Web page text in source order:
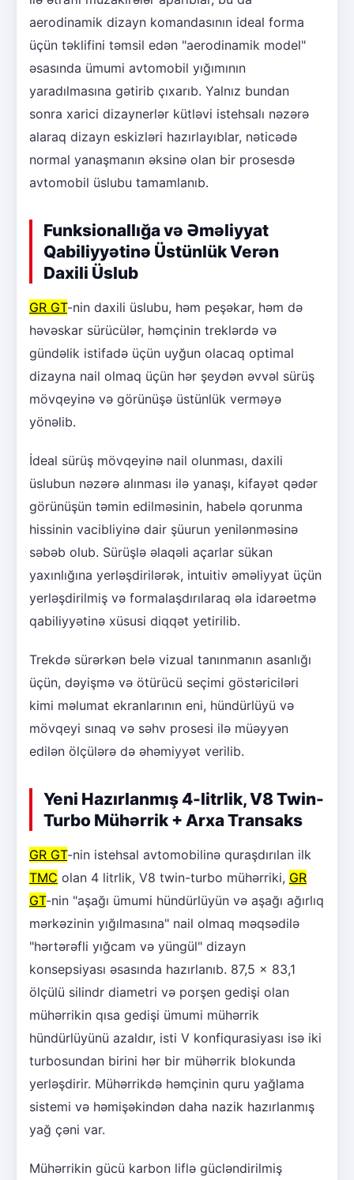
aerodinamik dizayn komandasının ideal forma
üçün təklifini təmsil edən "aerodinamik model"
əsasında ümumi avtomobil yığımının
yaradılmasına gətirib çıxarıb. Yalnız bundan
sonra xarici dizaynerlər kütləvi istehsalı nəzərə
alaraq dizayn eskizləri hazırlayıblar, nəticədə
normal yanaşmanın əksinə olan bir prosesdə
avtomobil üslubu tamamlanıb.
Funksionallığa və Əməliyyat
Qabiliyyətinə Üstünlük Verən
Daxili Üslub
GR GT-nin daxili üslubu, həm peşəkar, həm də
həvəskar sürücülər, həmçinin treklərdə və
gündəlik istifadə üçün uyğun olacaq optimal
dizayna nail olmaq üçün hər şeydən əvvəl sürüş
mövqeyinə və görünüşə üstünlük verməyə
yönəlib.
İdeal sürüş mövqeyinə nail olunması, daxili
üslubun nəzərə alınması ilə yanaşı, kifayət qədər
görünüşün təmin edilməsinin, habelə qorunma
hissinin vacibliyinə dair şüurun yenilənməsinə
səbəb olub. Sürüşlə əlaqəli açarlar sükan
yaxınlığına yerləşdirilərək, intuitiv əməliyyat üçün
yerləşdirilmiş və formalaşdırılaraq əla idarəetmə
qabiliyyətinə xüsusi diqqət yetirilib.
Trekdə sürərkən belə vizual tanınmanın asanlığı
üçün, dəyişmə və ötürücü seçimi göstəriciləri
kimi məlumat ekranlarının eni, hündürlüyü və
mövqeyi sınaq və səhv prosesi ilə müəyyən
edilən ölçülərə də əhəmiyyət verilib.
Yeni Hazırlanmış 4-litrlik, V8 Twin-
Turbo Mühərrik + Arxa Transaks
GR GT-nin istehsal avtomobilinə quraşdırılan ilk
TMC olan 4 litrlik, V8 twin-turbo mühərriki, GR
GT-nin "aşağı ümumi hündürlüyün və aşağı ağırlıq
mərkəzinin yığılmasına" nail olmaq məqsədilə
"hərtərəfli yığcam və yüngül" dizayn
konsepsiyası əsasında hazırlanıb. 87,5 x 83,1
ölçülü silindr diametri və porşen gedişi olan
mühərrikin qısa gedişi ümumi mühərrik
hündürlüyünü azaldır, isti V konfiqurasiyası isə iki
turbosundan birini hər bir mühərrik blokunda
yerləşdirir. Mühərrikdə həmçinin quru yağlama
sistemi və həmişəkindən daha nazik hazırlanmış
yağ çəni var.
Mühərrikin gücü karbon liflə gücləndirilmiş